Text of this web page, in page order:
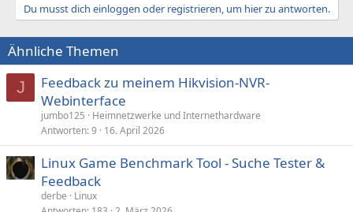
Du musst dich einloggen oder registrieren, um hier zu antworten.
Ähnliche Themen
J
Feedback zu meinem Hikvision-NVR-
Webinterface
jumbo125
Heimnetzwerke und Internethardware
Antworten 9 16. April 2026
Linux Game Benchmark Tool - Suche Tester &
Feedback
derbe
Linux